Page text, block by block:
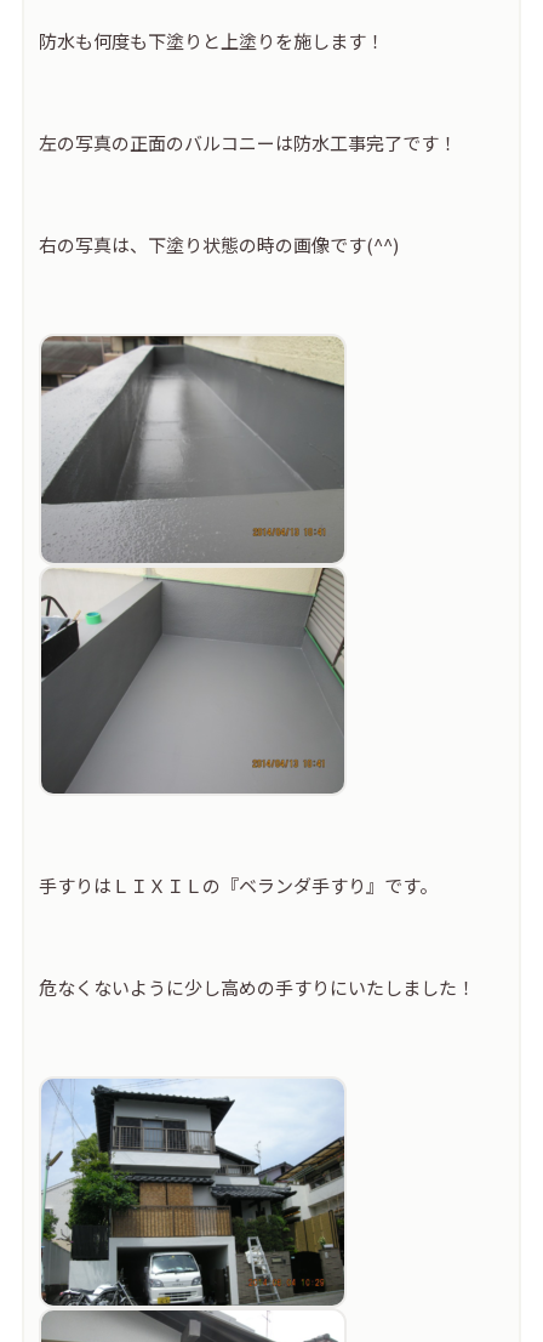
防水も何度も下塗りと上塗りを施します！
左の写真の正面のバルコニーは防水工事完了です！
右の写真は、下塗り状態の時の画像です(^^)
手すりはＬＩＸＩＬの『ベランダ手すり』です。
危なくないように少し高めの手すりにいたしました！